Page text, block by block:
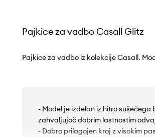
Pajkice za vadbo Casall Glitz
Pajkice za vadbo iz kolekcije Casall.
- Model je izdelan iz hitro
zahvaljujoč dobrim lastnostim
- Dobro prilagojen kroj z visokim